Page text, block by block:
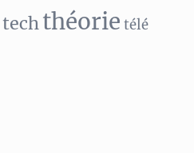
techthéorie télé